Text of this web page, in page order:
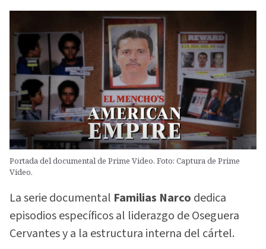
Portada del documental de Prime Video. Foto: Captura de Prime
Video.
La serie documental Familias Narco dedica
episodios específicos al liderazgo de Oseguera
Cervantes y a la estructura interna del cártel.